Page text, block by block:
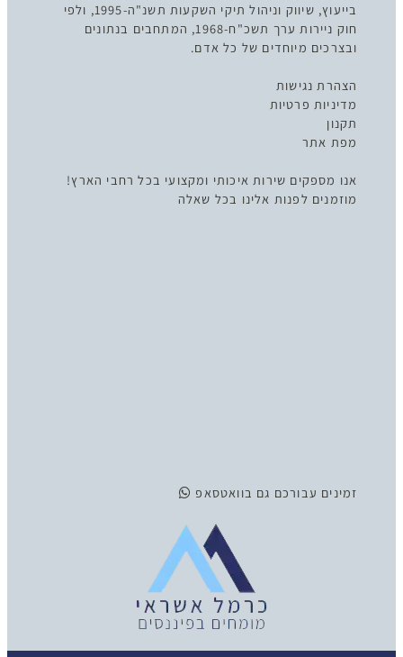
בייעוץ, שיווק וניהול תיקי השקעות תשנ"ה-1995, ולפי
חוק ניירות ערך תשכ"ח-1968, המתחבים בנתונים
ובצרכים מיוחדים של כל אדם.
הצהרת נגישות
מדיניות פרטיות
תקנון
מפת אתר
אנו מספקים שירות איכותי ומקצועי בכל רחבי הארץ!
מוזמנים לפנות אלינו בכל שאלה
זמינים עבורכם גם בוואטסאפ